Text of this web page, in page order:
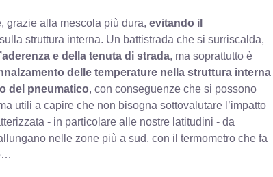
grazie alla mescola più dura,evitando il
struttura interna. Un battistrada che si surriscalda,
e della tenuta di strada, ma soprattutto è
delle temperature nella struttura interna
del pneumatico, con conseguenze che si possono
utili a capire che non bisogna sottovalutare l’impatto
- in particolare alle nostre latitudini - da
nelle zone più a sud, con il termometro che fa